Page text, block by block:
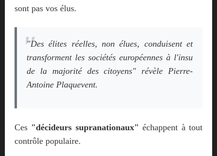
sont pas vos élus.
"Des élites réelles, non élues, conduisent et
transforment les sociétés européennes à l'insu
de la majorité des citoyens" révèle Pierre-
Antoine Plaquevent.
Ces "décideurs supranationaux" échappent à tout
contrôle populaire.